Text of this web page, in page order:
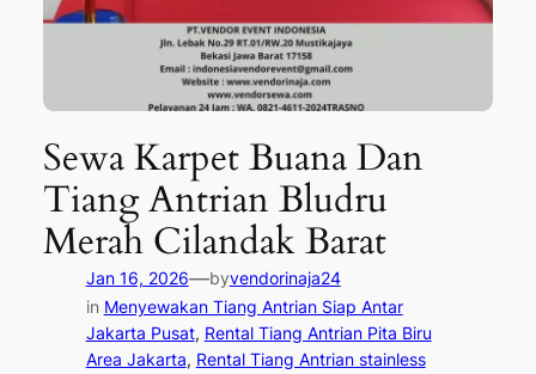
Sewa Karpet Buana Dan
Tiang Antrian Bludru
Merah Cilandak Barat
Jan 16, 2026—byvendorinaja24
in Menyewakan Tiang Antrian Siap Antar
Jakarta Pusat, Rental Tiang Antrian Pita Biru
Area Jakarta, Rental Tiang Antrian stainless